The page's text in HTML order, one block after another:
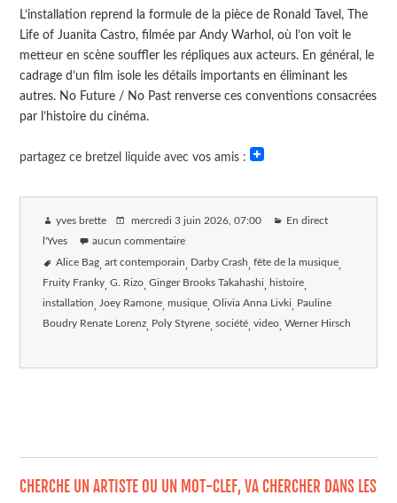
L’installation reprend la formule de la pièce de Ronald Tavel, The
Life of Juanita Castro, filmée par Andy Warhol, où l’on voit le
metteur en scène souffler les répliques aux acteurs. En général, le
cadrage d’un film isole les détails importants en éliminant les
autres. No Future / No Past renverse ces conventions consacrées
par l’histoire du cinéma.
partagez ce bretzel liquide avec vos amis :
yves brette mercredi 3 juin 2026 , 07:00 En direct
l'Yves aucun commentaire
Alice Bag art contemporain Darby Crash fête de la musique
Fruity Franky G. Rizo Ginger Brooks Takahashi histoire
installation Joey Ramone musique Olivia Anna Livki Pauline
Boudry Renate Lorenz Poly Styrene société video Werner Hirsch
CHERCHE UN ARTISTE OU UN MOT-CLEF, VA CHERCHER DANS LES